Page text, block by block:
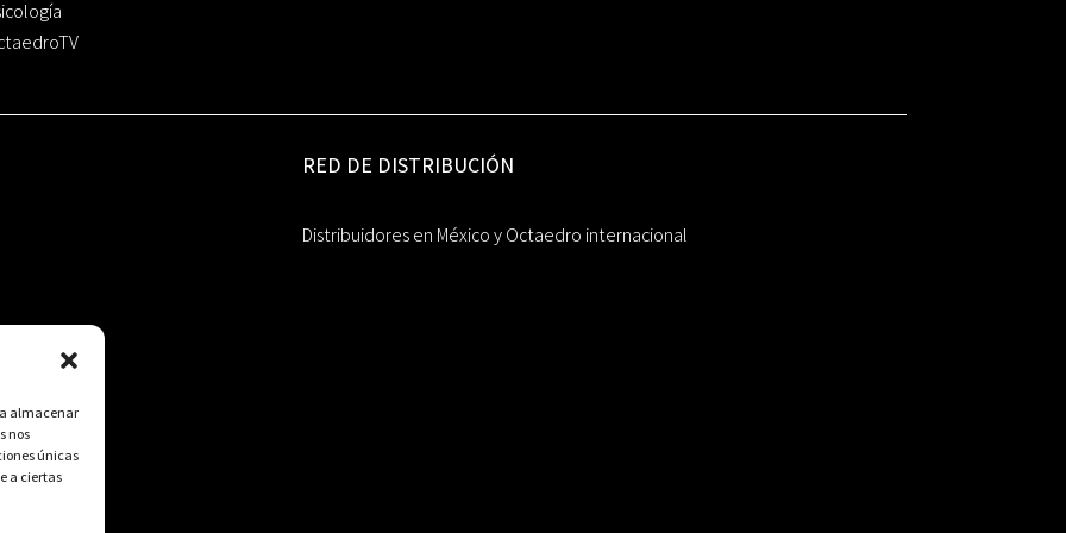
almacenar
nos
únicas
a ciertas
RED DE DISTRIBUCIÓN
Distribuidores en México y Octaedro internacional